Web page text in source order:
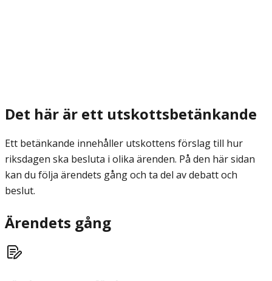
Det här är ett utskottsbetänkande
Ett betänkande innehåller utskottens förslag till hur
riksdagen ska besluta i olika ärenden. På den här sidan
kan du följa ärendets gång och ta del av debatt och
beslut.
Ärendets gång